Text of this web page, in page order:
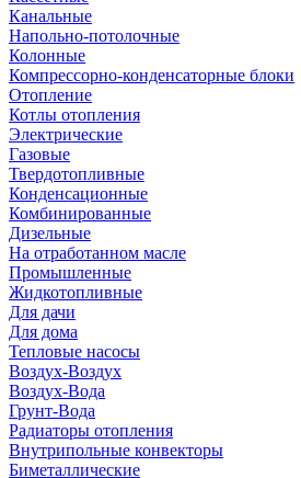
Канальные
Напольно-потолочные
Колонные
Компрессорно-конденсаторные блоки
Отопление
Котлы отопления
Электрические
Газовые
Твердотопливные
Конденсационные
Комбинированные
Дизельные
На отработанном масле
Промышленные
Жидкотопливные
Для дачи
Для дома
Тепловые насосы
Воздух-Воздух
Воздух-Вода
Грунт-Вода
Радиаторы отопления
Внутрипольные конвекторы
Биметаллические